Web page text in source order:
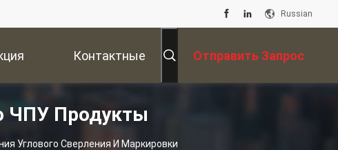
Russian
Контактные
Данные
Отправить Запрос
ЧПУ Продукты
Углового Сверления И Маркировки